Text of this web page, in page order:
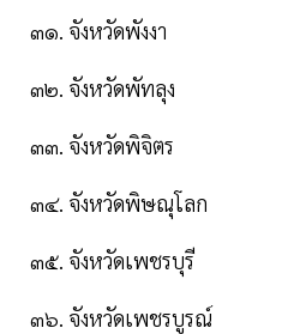
๓๑. จังหวัดพังงา
๓๒. จังหวัดพัทลุง
๓๓. จังหวัดพิจิตร
๓๔. จังหวัดพิษณุโลก
๓๕. จังหวัดเพชรบุรี
๓๖. จังหวัดเพชรบูรณ์